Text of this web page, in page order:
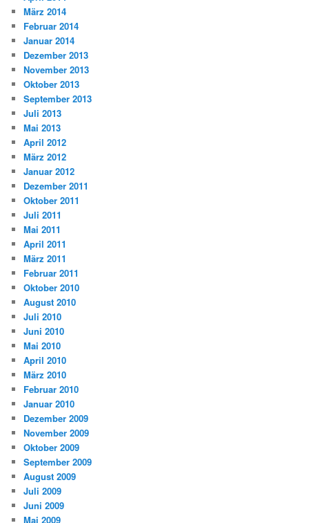
März 2014
Februar 2014
Januar 2014
Dezember 2013
November 2013
Oktober 2013
September 2013
Juli 2013
Mai 2013
April 2012
März 2012
Januar 2012
Dezember 2011
Oktober 2011
Juli 2011
Mai 2011
April 2011
März 2011
Februar 2011
Oktober 2010
August 2010
Juli 2010
Juni 2010
Mai 2010
April 2010
März 2010
Februar 2010
Januar 2010
Dezember 2009
November 2009
Oktober 2009
September 2009
August 2009
Juli 2009
Juni 2009
Mai 2009